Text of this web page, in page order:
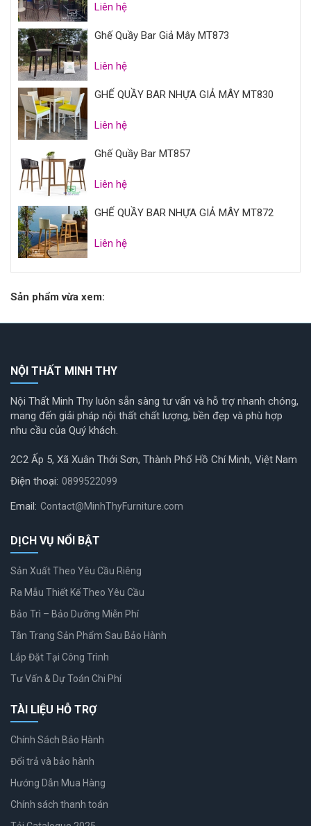
Liên hệ
Ghế Quầy Bar Giả Mây MT873
Liên hệ
GHẾ QUẦY BAR NHỰA GIẢ MÂY MT830
Liên hệ
Ghế Quầy Bar MT857
Liên hệ
GHẾ QUẦY BAR NHỰA GIẢ MÂY MT872
Liên hệ
Sản phẩm vừa xem:
NỘI THẤT MINH THY
Nội Thất Minh Thy luôn sẵn sàng tư vấn và hỗ trợ nhanh chóng,
mang đến giải pháp nội thất chất lượng, bền đẹp và phù hợp
nhu cầu của Quý khách.
2C2 Ấp 5, Xã Xuân Thới Sơn, Thành Phố Hồ Chí Minh, Việt Nam
Điện thoại: 0899522099
Email: Contact@MinhThyFurniture.com
DỊCH VỤ NỔI BẬT
Sản Xuất Theo Yêu Cầu Riêng
Ra Mẫu Thiết Kế Theo Yêu Cầu
Bảo Trì – Bảo Dưỡng Miễn Phí
Tân Trang Sản Phẩm Sau Bảo Hành
Lắp Đặt Tại Công Trình
Tư Vấn & Dự Toán Chi Phí
TÀI LIỆU HỖ TRỢ
Chính Sách Bảo Hành
Đổi trả và bảo hành
Hướng Dẫn Mua Hàng
Chính sách thanh toán